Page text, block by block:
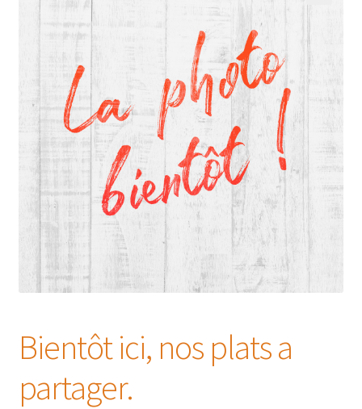
NOS BOUTIQUES
Bientôt ici, nos plats a
partager.